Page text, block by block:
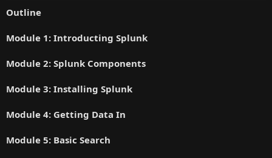
t
r
Outline
Module 1: Introducting Splunk
Module 2: Splunk Components
Module 3: Installing Splunk
Module 4: Getting Data In
Module 5: Basic Search